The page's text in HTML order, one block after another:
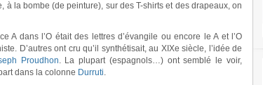
à la bombe (de peinture), sur des T-shirts et des drapeaux, on
A dans l’O était des lettres d’évangile ou encore le A et l’O
D’autres ont cru qu’il synthétisait, au XIXe siècle, l’idée de
Proudhon. La plupart (espagnols…) ont semblé le voir,
dans la colonne Durruti.